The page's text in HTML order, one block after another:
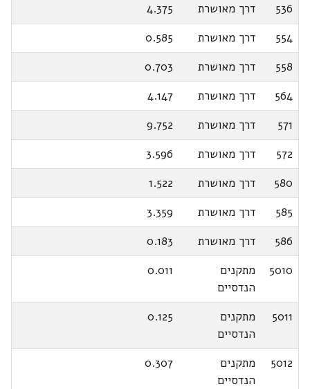
536
דרך מאושרת
4.375
554
דרך מאושרת
0.585
558
דרך מאושרת
0.703
564
דרך מאושרת
4.147
571
דרך מאושרת
9.752
572
דרך מאושרת
3.596
580
דרך מאושרת
1.522
585
דרך מאושרת
3.359
586
דרך מאושרת
0.183
5010
מתקנים
הנדסיים
0.011
5011
מתקנים
הנדסיים
0.125
5012
מתקנים
הנדסיים
0.307